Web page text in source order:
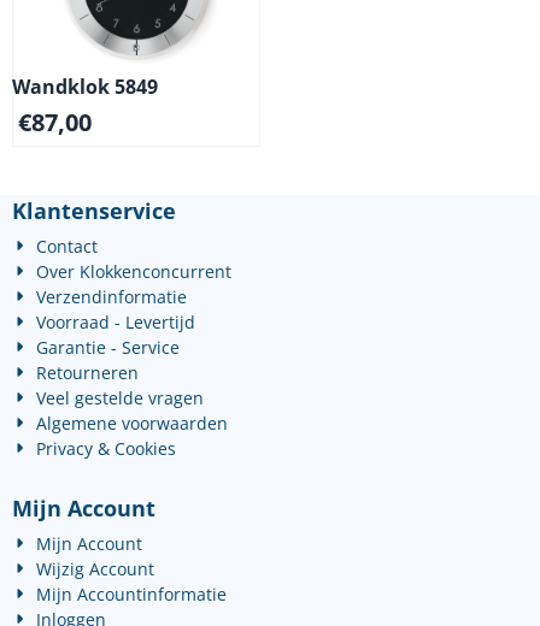
Wandklok 5849
€87,00
Klantenservice
Contact
Over Klokkenconcurrent
Verzendinformatie
Voorraad - Levertijd
Garantie - Service
Retourneren
Veel gestelde vragen
Algemene voorwaarden
Privacy & Cookies
Mijn Account
Mijn Account
Wijzig Account
Mijn Accountinformatie
Inloggen